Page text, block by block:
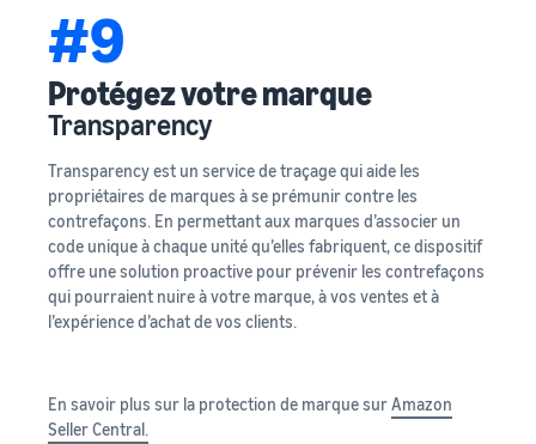
#9
Protégez votre marque
Transparency
Transparency est un service de traçage qui aide les
propriétaires de marques à se prémunir contre les
contrefaçons. En permettant aux marques d’associer un
code unique à chaque unité qu’elles fabriquent, ce dispositif
offre une solution proactive pour prévenir les contrefaçons
qui pourraient nuire à votre marque, à vos ventes et à
l’expérience d’achat de vos clients.
En savoir plus sur la protection de marque surAmazon
Seller Central.